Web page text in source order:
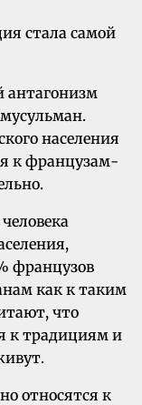
антагонизм
населения
к французам-
французов
как к таким
что
к традициям и
относятся к